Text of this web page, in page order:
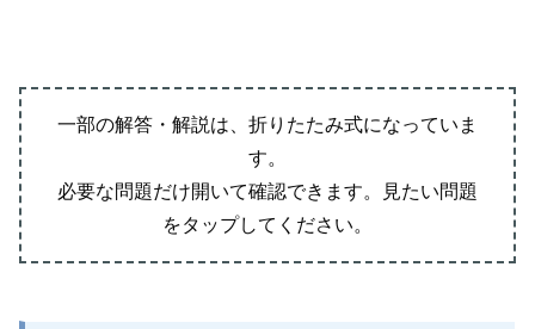
一部の解答・解説は、折りたたみ式になっていま
す。
必要な問題だけ開いて確認できます。見たい問題
をタップしてください。